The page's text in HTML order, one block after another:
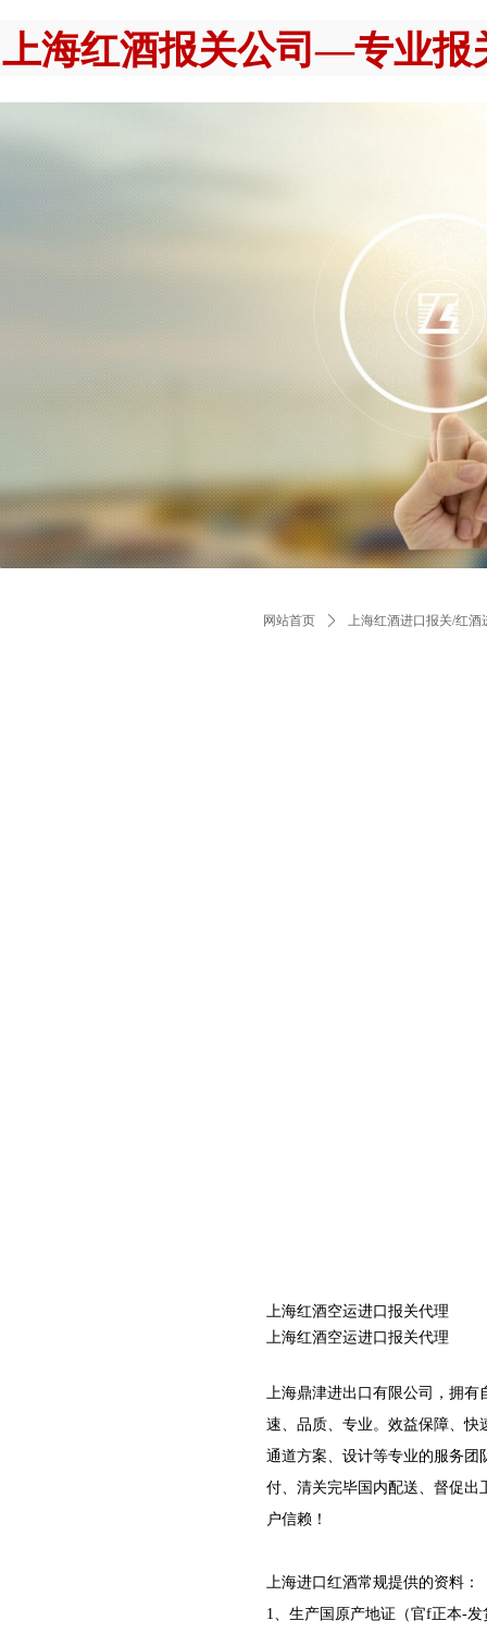
上海红酒报关公司—专业报
网站首页 ꄲ 上海红酒进口报关/红酒
上海红酒空运进口报关代理
上海红酒空运进口报关代理
上海鼎津进出口有限公司，拥有
速、品质、专业。效益保障、快
通道方案、设计等专业的服务团
付、清关完毕国内配送、督促出
户信赖！
上海进口红酒常规提供的资料：
1、生产国原产地证（官f正本-发